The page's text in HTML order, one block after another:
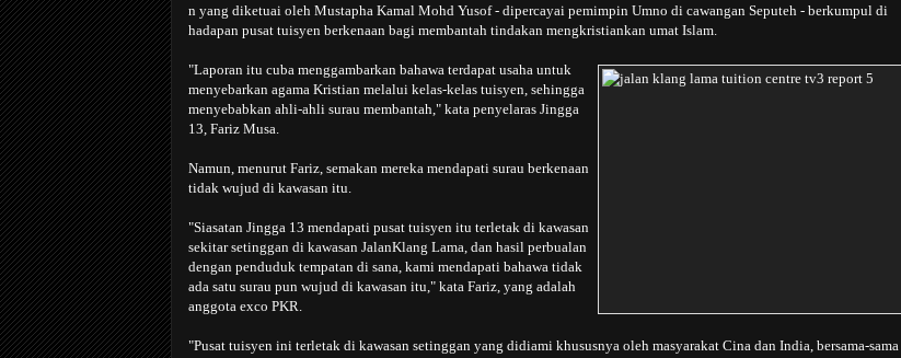
n yang diketuai oleh Mustapha Kamal Mohd Yusof - dipercayai pemimpin Umno di cawangan Seputeh - berkumpul di
hadapan pusat tuisyen berkenaan bagi membantah tindakan mengkristiankan umat Islam.
"Laporan itu cuba menggambarkan bahawa terdapat usaha untuk
menyebarkan agama Kristian melalui kelas-kelas tuisyen, sehingga
menyebabkan ahli-ahli surau membantah," kata penyelaras Jingga
13, Fariz Musa.
Namun, menurut Fariz, semakan mereka mendapati surau berkenaan
tidak wujud di kawasan itu.
"Siasatan Jingga 13 mendapati pusat tuisyen itu terletak di kawasan
sekitar setinggan di kawasan JalanKlang Lama, dan hasil perbualan
dengan penduduk tempatan di sana, kami mendapati bahawa tidak
ada satu surau pun wujud di kawasan itu," kata Fariz, yang adalah
anggota exco PKR.
"Pusat tuisyen ini terletak di kawasan setinggan yang didiami khususnya oleh masyarakat Cina dan India, bersama-sama